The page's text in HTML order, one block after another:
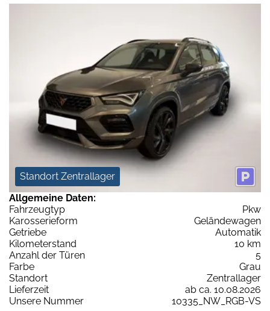
Standort Zentrallager
Allgemeine Daten:
Fahrzeugtyp
Pkw
Karosserieform
Geländewagen
Getriebe
Automatik
Kilometerstand
10 km
Anzahl der Türen
5
Farbe
Grau
Standort
Zentrallager
Lieferzeit
ab ca. 10.08.2026
Unsere Nummer
10335_NW_RGB-VS